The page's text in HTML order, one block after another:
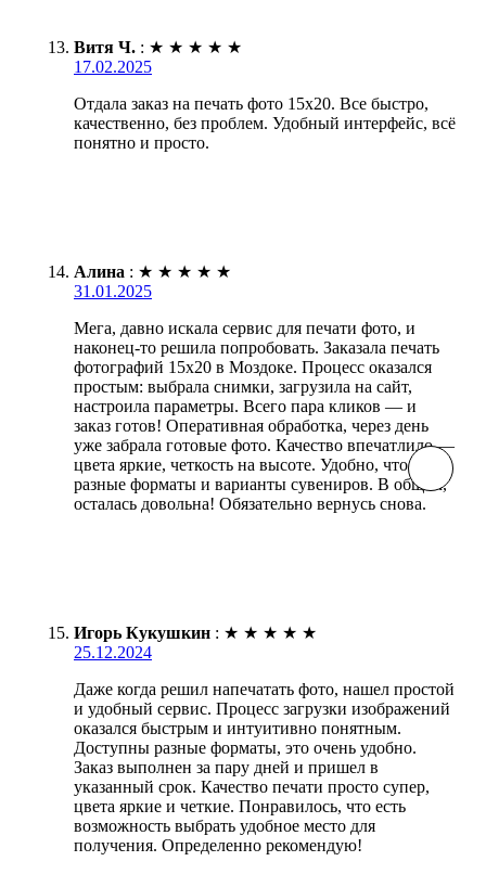
Витя Ч. : ★ ★ ★ ★ ★
17.02.2025
Отдала заказ на печать фото 15х20. Все быстро,
качественно, без проблем. Удобный интерфейс, всё
понятно и просто.
Алина : ★ ★ ★ ★ ★
31.01.2025
Мега, давно искала сервис для печати фото, и
наконец-то решила попробовать. Заказала печать
фотографий 15х20 в Моздоке. Процесс оказался
простым: выбрала снимки, загрузила на сайт,
настроила параметры. Всего пара кликов — и
заказ готов! Оперативная обработка, через день
уже забрала готовые фото. Качество впечатлило —
цвета яркие, четкость на высоте. Удобно, что есть
разные форматы и варианты сувениров. В общем,
осталась довольна! Обязательно вернусь снова.
Игорь Кукушкин : ★ ★ ★ ★ ★
25.12.2024
Даже когда решил напечатать фото, нашел простой
и удобный сервис. Процесс загрузки изображений
оказался быстрым и интуитивно понятным.
Доступны разные форматы, это очень удобно.
Заказ выполнен за пару дней и пришел в
указанный срок. Качество печати просто супер,
цвета яркие и четкие. Понравилось, что есть
возможность выбрать удобное место для
получения. Определенно рекомендую!